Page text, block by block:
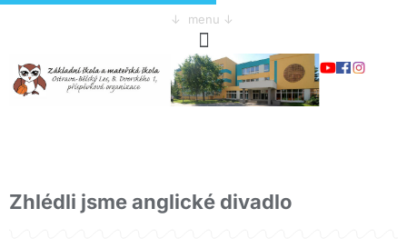
↓ menu ↓
Zhlédli jsme anglické divadlo